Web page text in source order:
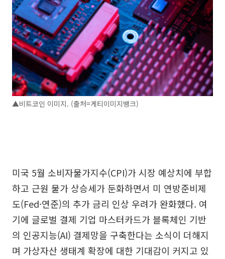
▲비트코인 이미지. (출처=게티이미지뱅크)
미국 5월 소비자물가지수(CPI)가 시장 예상치에 부합
하고 근원 물가 상승세가 둔화하면서 미 연방준비제
도(Fed·연준)의 추가 금리 인상 우려가 완화했다. 여
기에 글로벌 결제 기업 마스터카드가 블록체인 기반
의 인공지능(AI) 결제망을 구축한다는 소식이 더해지
며 가상자산 생태계 확장에 대한 기대감이 커지고 있